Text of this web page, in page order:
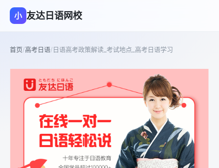
小 友达日语网校
首页/高考日语/日语高考政策解读_考试地点_高考日语学习